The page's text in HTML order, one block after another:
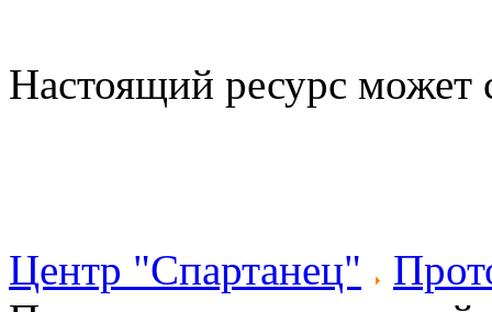
Настоящий ресурс может
Центр "Спартанец"